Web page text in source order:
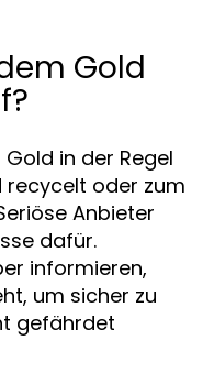
Gold
in der Regel
oder zum
Anbieter
dafür.
informieren,
um sicher zu
gefährdet